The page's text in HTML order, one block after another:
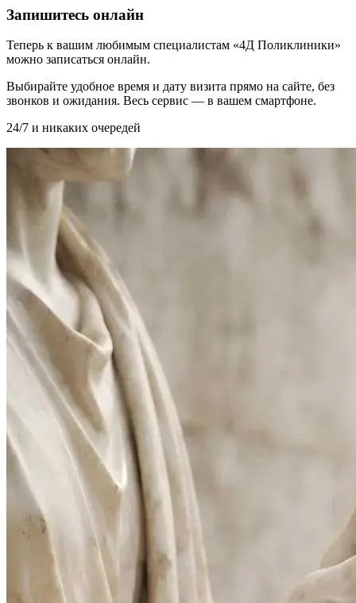
Запишитесь онлайн
Теперь к вашим любимым специалистам «4Д Поликлиники»
можно записаться онлайн.
Выбирайте удобное время и дату визита прямо на сайте, без
звонков и ожидания. Весь сервис — в вашем смартфоне.
24/7 и никаких очередей